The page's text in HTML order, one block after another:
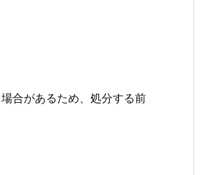
合があるため、処分する前